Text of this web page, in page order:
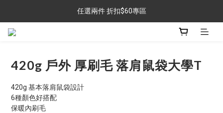
任選兩件 折扣$60專區
任選兩件 折扣$60專區
420g 戶外 厚刷毛 落肩鼠袋大學T
420g 基本落肩鼠袋設計
6種顏色好搭配
保暖內刷毛